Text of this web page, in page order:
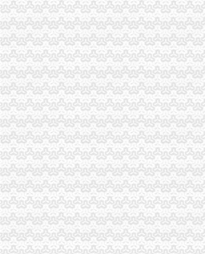
瀚江新材：关于注销成都瀚江新型建筑材
渝中区公司注销流程
可上门签约_重庆公司注册_代办公司_代理
区城乡建委“三字经”深化“放管服”-重庆市南
同舟集团的无耻不要脸与西政校领导的冷
重庆渝中区会计从业资格通过率高的会计
明家科技：北京国枫律师事务所关于公司
商事制度改革释放市场活力两年多来重庆
因争议之行政行为致相对人的企业名称被
重庆财务章遗失登报公章准刻证遗失登报
虚构募公司还配备诈骗指南23人团伙骗809
渝商事制度改革释放活力新设市场主体
渝中区公司注销
高院肖峰法官家授权本公号以案析法：非
重庆公告遗失刊登服务网——2013.5.16.重